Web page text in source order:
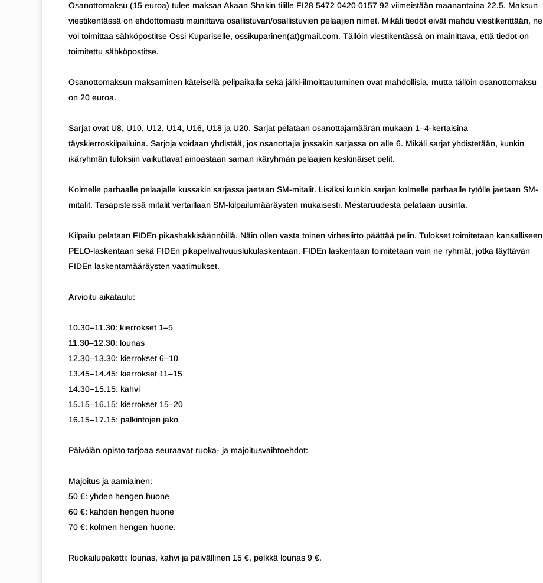
Osanottomaksu (15 euroa) tulee maksaa Akaan Shakin tilille FI28 5472 0420 0157 92 viimeistään maanantaina 22.5. Maksun
viestikentässä on ehdottomasti mainittava osallistuvan/osallistuvien pelaajien nimet. Mikäli tiedot eivät mahdu viestikenttään, ne
voi toimittaa sähköpostitse Ossi Kupariselle, ossikuparinen(at)gmail.com. Tällöin viestikentässä on mainittava, että tiedot on
toimitettu sähköpostitse.
Osanottomaksun maksaminen käteisellä pelipaikalla sekä jälki-ilmoittautuminen ovat mahdollisia, mutta tällöin osanottomaksu
on 20 euroa.
Sarjat ovat U8, U10, U12, U14, U16, U18 ja U20. Sarjat pelataan osanottajamäärän mukaan 1–4-kertaisina
täyskierroskilpailuina. Sarjoja voidaan yhdistää, jos osanottajia jossakin sarjassa on alle 6. Mikäli sarjat yhdistetään, kunkin
ikäryhmän tuloksiin vaikuttavat ainoastaan saman ikäryhmän pelaajien keskinäiset pelit.
Kolmelle parhaalle pelaajalle kussakin sarjassa jaetaan SM-mitalit. Lisäksi kunkin sarjan kolmelle parhaalle tytölle jaetaan SM-
mitalit. Tasapisteissä mitalit vertaillaan SM-kilpailumääräysten mukaisesti. Mestaruudesta pelataan uusinta.
Kilpailu pelataan FIDEn pikashakkisäännöillä. Näin ollen vasta toinen virhesiirto päättää pelin. Tulokset toimitetaan kansalliseen
PELO-laskentaan sekä FIDEn pikapelivahvuuslukulaskentaan. FIDEn laskentaan toimitetaan vain ne ryhmät, jotka täyttävän
FIDEn laskentamääräysten vaatimukset.
Arvioitu aikataulu:
10.30–11.30: kierrokset 1–5
11.30–12.30: lounas
12.30–13.30: kierrokset 6–10
13.45–14.45: kierrokset 11–15
14.30–15.15: kahvi
15.15–16.15: kierrokset 15–20
16.15–17.15: palkintojen jako
Päivölän opisto tarjoaa seuraavat ruoka- ja majoitusvaihtoehdot:
Majoitus ja aamiainen:
50 €: yhden hengen huone
60 €: kahden hengen huone
70 €: kolmen hengen huone.
Ruokailupaketti: lounas, kahvi ja päivällinen 15 €, pelkkä lounas 9 €.